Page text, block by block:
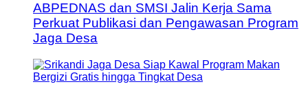
ABPEDNAS dan SMSI Jalin Kerja Sama
Perkuat Publikasi dan Pengawasan Program
Jaga Desa